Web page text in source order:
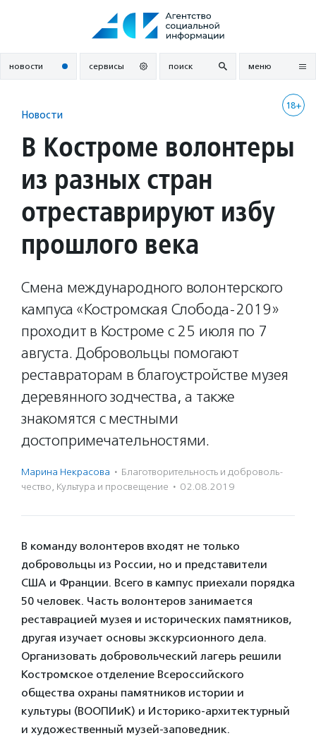
новости сервисы поиск меню
18+
Новости
В Костроме волонтеры
из разных стран
отреставрируют избу
прошлого века
Смена международного волонтерского
кампуса «Костромская Слобода-2019»
проходит в Костроме с 25 июля по 7
августа. Добровольцы помогают
реставраторам в благоустройстве музея
деревянного зодчества, а также
знакомятся с местными
достопримечательностями.
Марина Некрасова · Благотвори­тель­ность и доброволь­
чест­во, Культура и просвещение · 02.08.2019
В команду волонтеров входят не только
добровольцы из России, но и представители
США и Франции. Всего в кампус приехали порядка
50 человек. Часть волонтеров занимается
реставрацией музея и исторических памятников,
другая изучает основы экскурсионного дела.
Организовать добровольческий лагерь решили
Костромское отделение Всероссийского
общества охраны памятников истории и
культуры (ВООПИиК) и Историко-архитектурный
и художественный музей-заповедник.